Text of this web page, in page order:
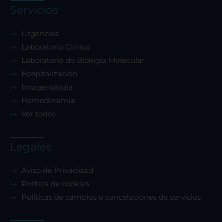
Servicios
Urgencias
Laboratorio Clínico
Laboratorio de Biología Molecular
Hospitalización
Imagenología
Hemodinamia
Ver todos
Legales
Aviso de Privacidad
Política de cookies
Políticas de cambios o cancelaciones de servicios
Cookies de funcionalidad
Cookies de rendimiento